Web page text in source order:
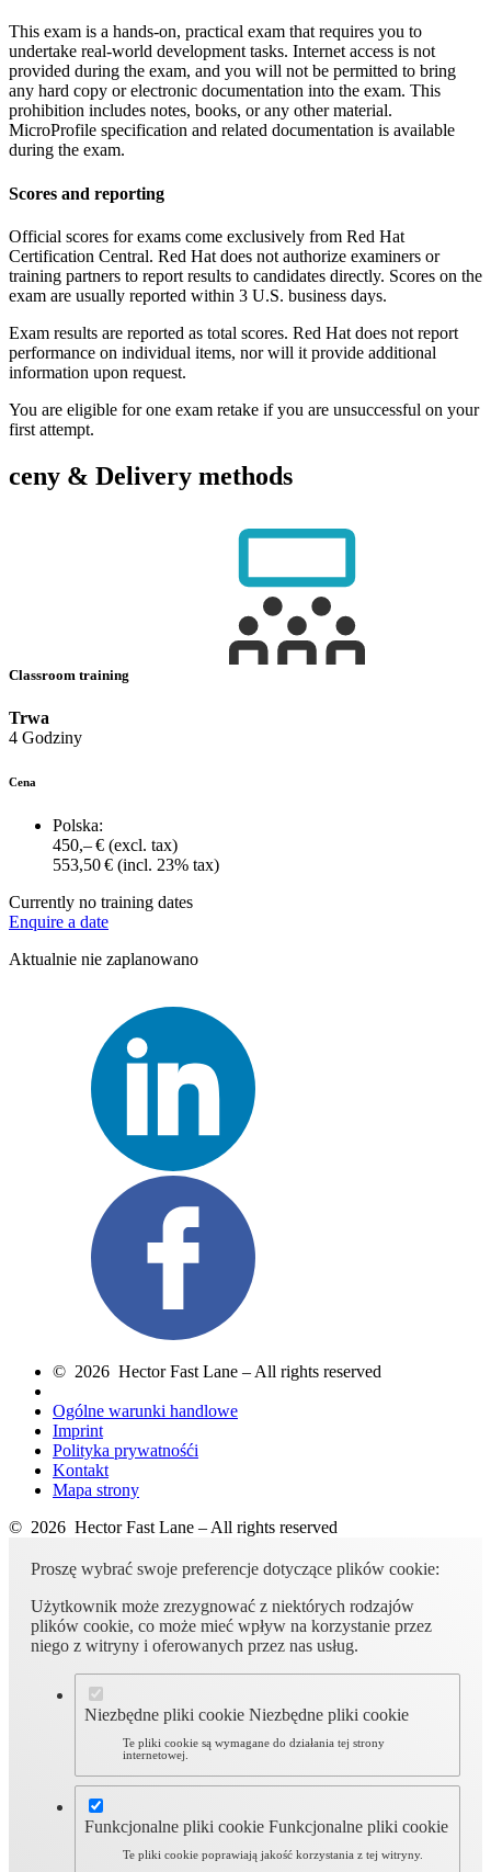
This exam is a hands-on, practical exam that requires you to
undertake real-world development tasks. Internet access is not
provided during the exam, and you will not be permitted to bring
any hard copy or electronic documentation into the exam. This
prohibition includes notes, books, or any other material.
MicroProfile specification and related documentation is available
during the exam.
Scores and reporting
Official scores for exams come exclusively from Red Hat
Certification Central. Red Hat does not authorize examiners or
training partners to report results to candidates directly. Scores on the
exam are usually reported within 3 U.S. business days.
Exam results are reported as total scores. Red Hat does not report
performance on individual items, nor will it provide additional
information upon request.
You are eligible for one exam retake if you are unsuccessful on your
first attempt.
ceny & Delivery methods
Classroom training
Trwa
4 Godziny
Cena
Polska:
450,– € (excl. tax)
553,50 € (incl. 23% tax)
Currently no training dates
Enquire a date
Aktualnie nie zaplanowano
© 2026 Hector Fast Lane – All rights reserved
Ogólne warunki handlowe
Imprint
Polityka prywatnośći
Kontakt
Mapa strony
© 2026 Hector Fast Lane – All rights reserved
Proszę wybrać swoje preferencje dotyczące plików cookie:
Użytkownik może zrezygnować z niektórych rodzajów
plików cookie, co może mieć wpływ na korzystanie przez
niego z witryny i oferowanych przez nas usług.
Niezbędne pliki cookie Niezbędne pliki cookie
Te pliki cookie są wymagane do działania tej strony
internetowej.
Funkcjonalne pliki cookie Funkcjonalne pliki cookie
Te pliki cookie poprawiają jakość korzystania z tej witryny.